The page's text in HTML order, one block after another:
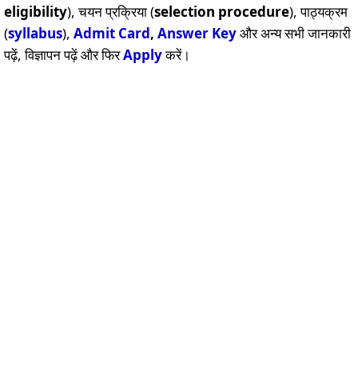
eligibility), चयन प्रक्रिया (selection procedure), पाठ्यक्रम
(syllabus), Admit Card, Answer Keyऔर अन्य सभी जानकारी
पढ़ें, विज्ञापन पढ़ें और फिरApplyकरें।